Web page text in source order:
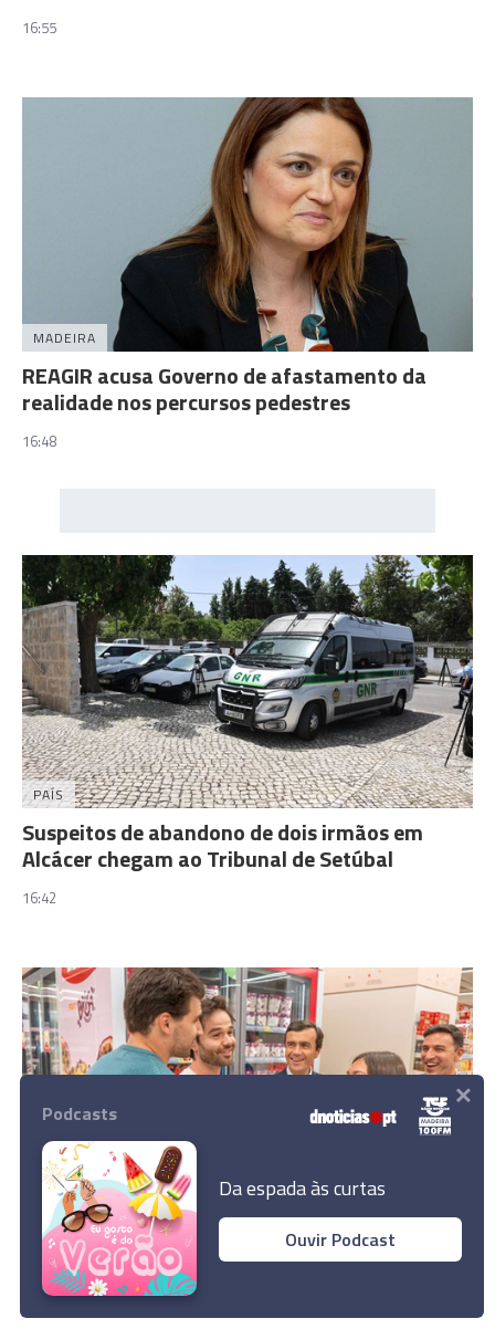
16:55
MADEIRA
REAGIR acusa Governo de afastamento da
realidade nos percursos pedestres
16:48
PAÍS
Suspeitos de abandono de dois irmãos em
Alcácer chegam ao Tribunal de Setúbal
16:42
MADEIRA
Gelado Swee nasce da valorização dos
produtos agrícolas da Região
Podcasts
Da espada às curtas
Ouvir Podcast
×